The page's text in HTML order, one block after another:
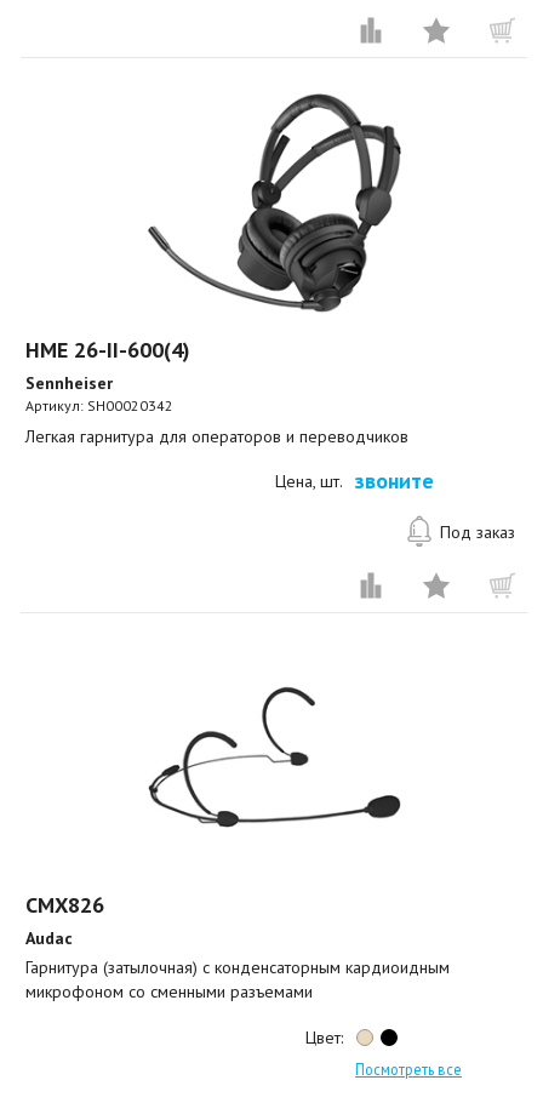
HME 26-II-600(4)
Sennheiser
Артикул: SH00020342
Легкая гарнитура для операторов и переводчиков
Цена, шт. звоните
Под заказ
CMX826
Audac
Гарнитура (затылочная) с конденсаторным кардиоидным
микрофоном со сменными разъемами
Цвет:
Посмотреть все